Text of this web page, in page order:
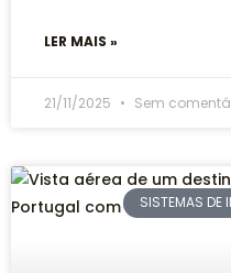
LER MAIS »
21/11/2025 Sem
SISTEMAS DE